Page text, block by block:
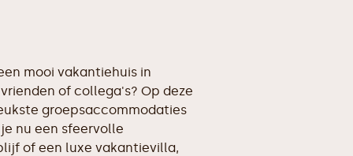
mooi vakantiehuis in
of collega's? Op deze
groepsaccommodaties
nu een sfeervolle
of een luxe vakantievilla,